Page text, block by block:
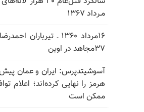
مـرداد ۱۳۶۷
۱۶مرداد ۱۳۶۰ ـ
۳۷مجاهد در اوین
آسوشیتدپرس: ایران و عمان
هرمز را نهایی کرده‌اند؛ اعلام
ممکن است